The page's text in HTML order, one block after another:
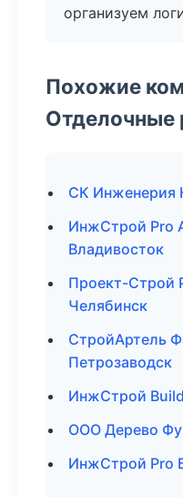
организуем
Похожие
Отделочные
СК Инженерия
ИнжСтрой Pro
Владивосток
Проект-Строй
Челябинск
СтройАртель
Петрозаводск
ИнжСтрой
ООО Дерево
ИнжСтрой Pro